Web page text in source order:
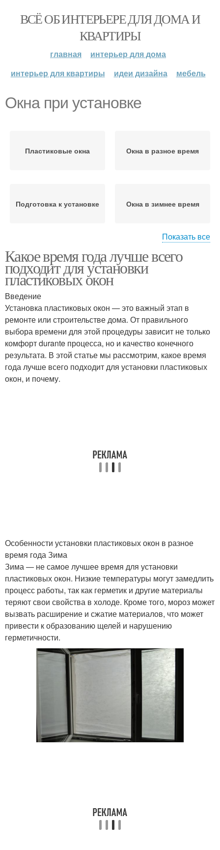
ВСЁ ОБ ИНТЕРЬЕРЕ ДЛЯ ДОМА И
КВАРТИРЫ
главная
интерьер для дома
интерьер для квартиры
идеи дизайна мебель
Окна при установке
Пластиковые окна Окна в разное время
Подготовка к установке Окна в зимнее время
Зимний установка Условия для установки
Последний окно Окно перед холодами
Окна в зимний период Конденсат на окне
Конденсат на
пластиковых окнах
Помещения к установке
Окна к установке
Окна для зимней
Окна в кирпич Окна в дерево
Зимние установки Материал для окон
Показать все
Какое время года лучше всего
подходит для установки
пластиковых окон
Введение
Установка пластиковых окон — это важный этап в
ремонте или строительстве дома. От правильного
выбора времени для этой процедуры зависит не только
комфорт durante процесса, но и качество конечного
результата. В этой статье мы рассмотрим, какое время
года лучше всего подходит для установки пластиковых
окон, и почему.
Особенности установки пластиковых окон в разное
время года Зима
Зима — не самое лучшее время для установки
пластиковых окон. Низкие температуры могут замедлить
процесс работы, так как герметик и другие материалы
теряют свои свойства в холоде. Кроме того, мороз может
вызвать расширение и сжатие материалов, что может
привести к образованию щелей и нарушению
герметичности.